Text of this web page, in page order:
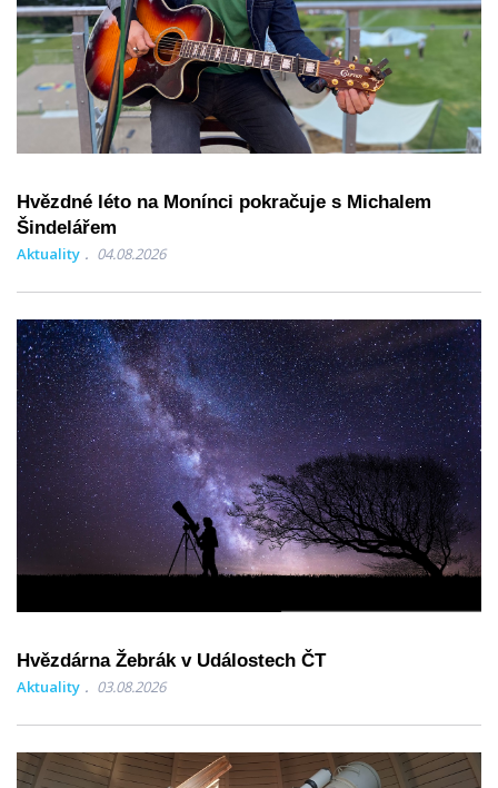
Hvězdné léto na Monínci pokračuje s Michalem
Šindelářem
Aktuality 04.08.2026
Hvězdárna Žebrák v Událostech ČT
Aktuality 03.08.2026